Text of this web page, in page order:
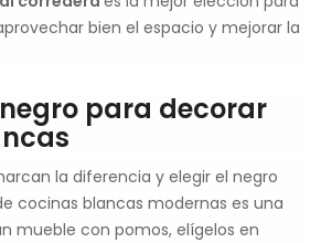
bien el espacio y mejorar la
para decorar
la diferencia y elegir el negro
cocinas blancas modernas es una
mueble con pomos, elígelos en